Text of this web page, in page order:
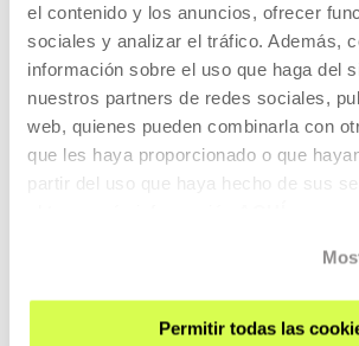
el contenido y los anuncios, ofrecer
sociales y analizar el tráfico. Además,
información sobre el uso que haga del
nuestros partners de redes sociales,
web, quienes pueden combinarla con
que les haya proporcionado o que
partir del uso que haya hecho de sus
Permitir todas las
REGÍSTRATE AL BOLETÍN
VISÍTANOS